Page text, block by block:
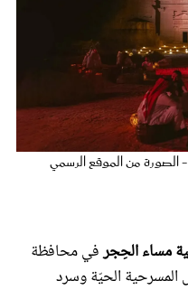
- الصورة من الموقع الرسمي
مساء الحِجرفي محافظة
المسرحية الحيّة وسرد